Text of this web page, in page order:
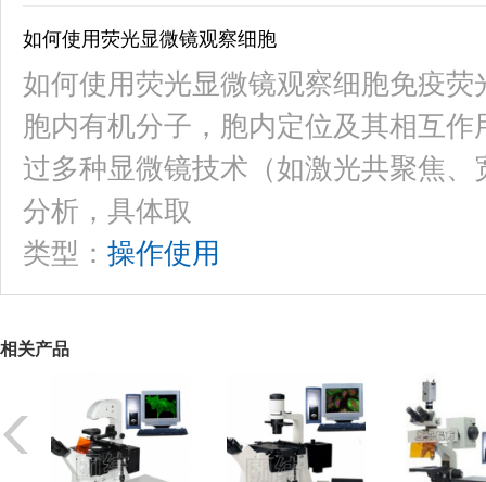
如何使用荧光显微镜观察细胞
如何使用荧光显微镜观察细胞免疫
胞内有机分子，胞内定位及其相互
过多种显微镜技术（如激光共聚焦
分析，具体取
类型： 操作使用
相关产品